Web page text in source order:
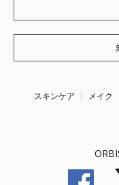
スキンケア メイク